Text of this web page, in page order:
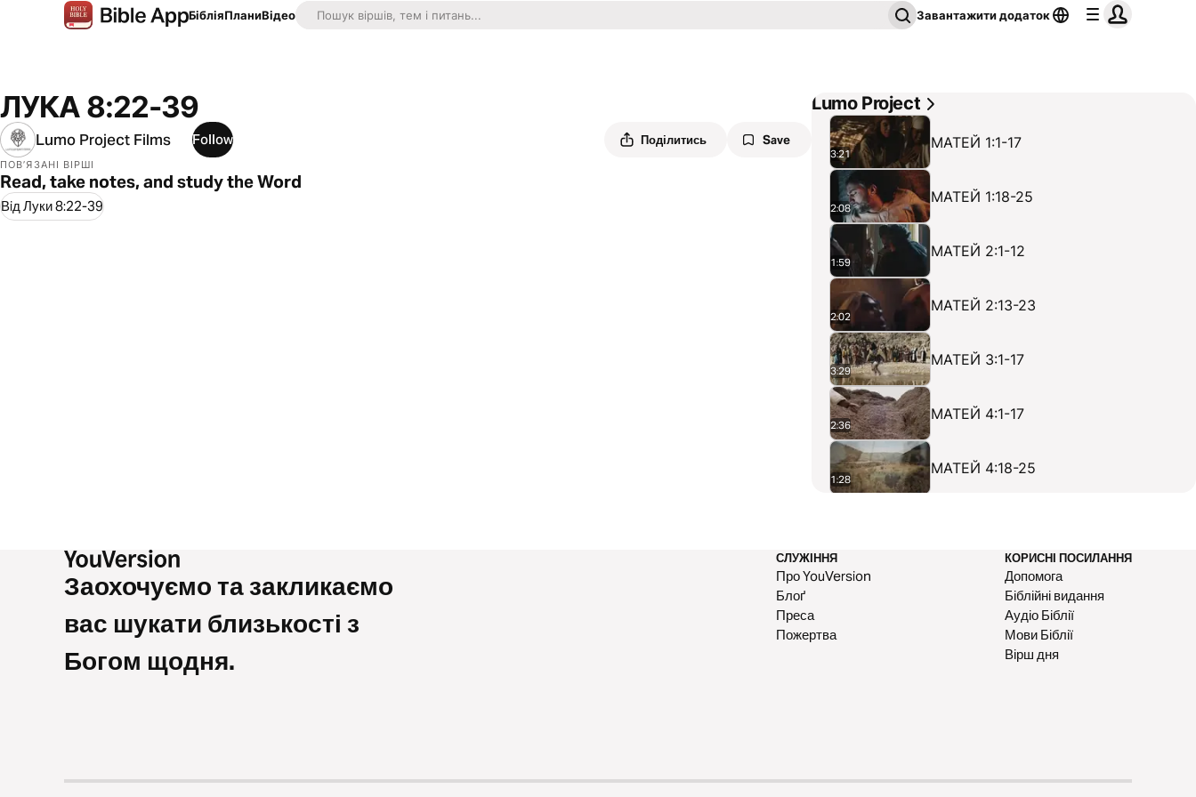
БібліяПланиВідео Завантажити додаток
ЛУКА 8:22-39
Lumo Project Films Follow Поділитись Save
ПОВ’ЯЗАНІ ВІРШІ
Read, take notes, and study the Word
Вiд Луки 8:22-39
Lumo Project
3:21
МАТЕЙ 1:1-17
2:08
МАТЕЙ 1:18-25
1:59
МАТЕЙ 2:1-12
2:02
МАТЕЙ 2:13-23
3:29
МАТЕЙ 3:1-17
2:36
МАТЕЙ 4:1-17
1:28
МАТЕЙ 4:18-25
МАТЕЙ 5:27-48
3:01
МАТЕЙ 6:1-18
Заохочуємо та закликаємо
вас шукати близькості з
Богом щодня.
СЛУЖІННЯ
Про YouVersion
Блоґ
Преса
Пожертва
КОРИСНІ ПОСИЛАННЯ
Допомога
Біблійні видання
Аудіо Біблії
Мови Біблії
Вірш дня